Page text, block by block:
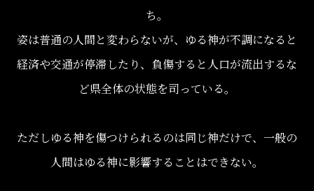
ち。
姿は普通の人間と変わらないが、ゆる神が不調になると
経済や交通が停滞したり、負傷すると人口が流出するな
ど県全体の状態を司っている。
ただしゆる神を傷つけられるのは同じ神だけで、一般の
人間はゆる神に影響することはできない。